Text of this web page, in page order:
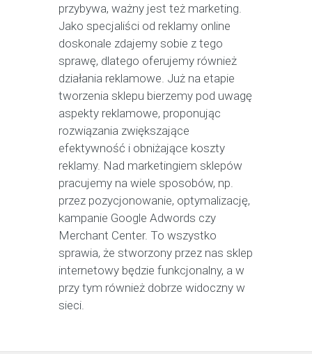
przybywa, ważny jest też marketing.
Jako specjaliści od reklamy online
doskonale zdajemy sobie z tego
sprawę, dlatego oferujemy również
działania reklamowe. Już na etapie
tworzenia sklepu bierzemy pod uwagę
aspekty reklamowe, proponując
rozwiązania zwiększające
efektywność i obniżające koszty
reklamy. Nad marketingiem sklepów
pracujemy na wiele sposobów, np.
przez pozycjonowanie, optymalizację,
kampanie Google Adwords czy
Merchant Center. To wszystko
sprawia, że stworzony przez nas sklep
internetowy będzie funkcjonalny, a w
przy tym również dobrze widoczny w
sieci.